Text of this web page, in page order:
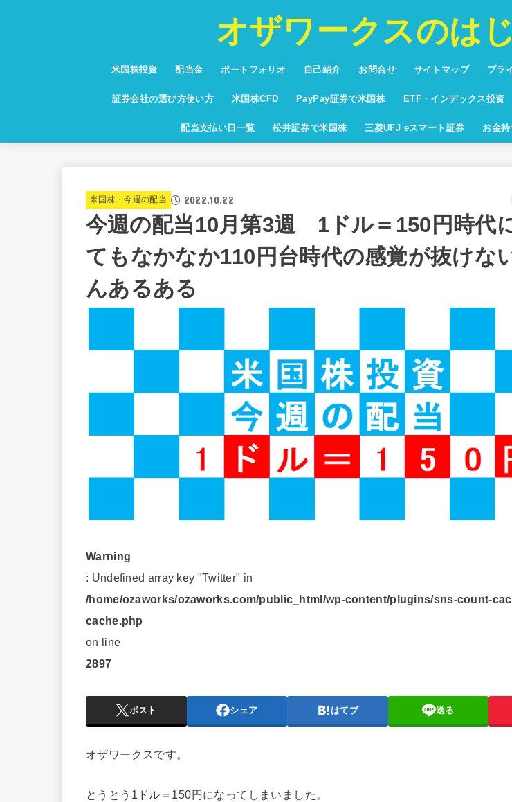
オザワークスのは
米国株投資
投資信託
少額投資
NISA・つみたてNISA
お得な情報・キャンペーン
保有銘柄紹介
通貨・為替・FX
配当金
米国高配当株ランキング
ポートフォリオ 自己紹介 お問合せ サイトマップ プラ
証券会社の選び方使い方 米国株CFD
米国株CFD配当利回りランキング
PayPay証券で米国株
PayPay証券配当利回りランキン
ETF・インデックス投資
米国株ETF純資産額ランキ
配当支払い日一覧 松井証券で米国株 三菱UFJ eスマート証券 お金
米国株・今週の配当 2022.10.22
今週の配当10月第3週 1ドル＝150円時代
てもなかなか110円台時代の感覚が抜けな
んあるある
Warning
: Undefined array key "Twitter" in
/home/ozaworks/ozaworks.com/public_html/wp-content/plugins/sns-count-
cache.php
on line
2897
ポスト シェア はてブ 送る
オザワークスです。
とうとう1ドル＝150円になってしまいました。